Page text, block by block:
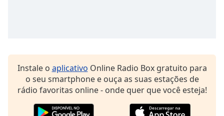
Instale o aplicativo Online Radio Box gratuito para
o seu smartphone e ouça as suas estações de
rádio favoritas online - onde quer que você esteja!